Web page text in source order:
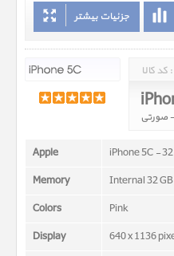
جزئیات بیشتر
کد کالا :
Apple
iPhone 5C -
Memory
Internal 32
Colors
Pink
Display
640 x 1136